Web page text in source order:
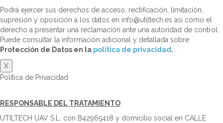
Podrá ejercer sus derechos de acceso, rectificación, limitación,
supresión y oposición a los datos en info@utiltech.es así como el
derecho a presentar una reclamación ante una autoridad de control.
Puede consultar la información adicional y detallada sobre
Protección de Datos en la politica de privacidad.
X
Política de Privacidad
RESPONSABLE DEL TRATAMIENTO
UTILTECH UAV S.L. con B42965418 y domicilio social en CALLE